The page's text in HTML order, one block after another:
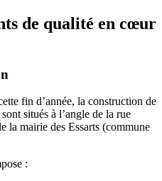
de qualité en cœur
fin d’année, la construction de
situés à l’angle de la rue
la mairie des Essarts (commune
: